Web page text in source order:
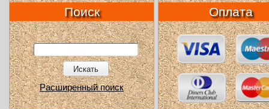
Поиск
Искать
Расширенный поиск
Оплата